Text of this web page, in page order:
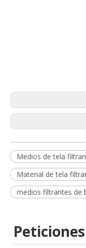
Medios de tela
Material de tela
medios filtrantes de